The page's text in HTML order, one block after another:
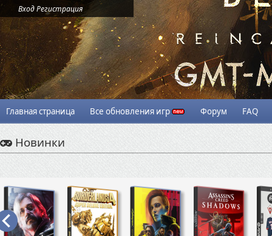
ВходРегистрация
Главная страница Все обновления игр Форум FAQ
Новинки